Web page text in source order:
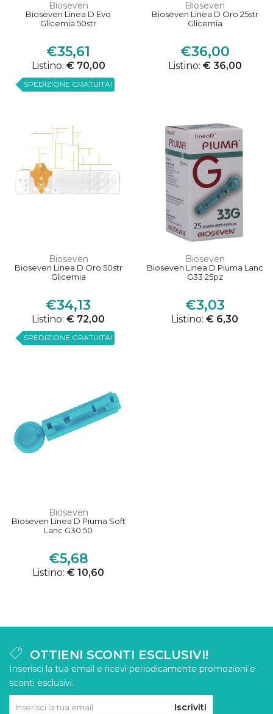
Bioseven
Bioseven Linea D Evo
Glicemia 50str
€35,61
Listino: € 70,00
SPEDIZIONE GRATUITA!
Bioseven
Bioseven Linea D Oro 25str
Glicemia
€36,00
Listino: € 36,00
Bioseven
Bioseven Linea D Oro 50str
Glicemia
€34,13
Listino: € 72,00
SPEDIZIONE GRATUITA!
Bioseven
Bioseven Linea D Piuma Lanc
G33 25pz
€3,03
Listino: € 6,30
Bioseven
Bioseven Linea D Piuma Soft
Lanc G30 50
€5,68
Listino: € 10,60
OTTIENI SCONTI ESCLUSIVI!
Inserisci la tua email e ricevi periodicamente promozioni e
sconti esclusivi.
Iscriviti